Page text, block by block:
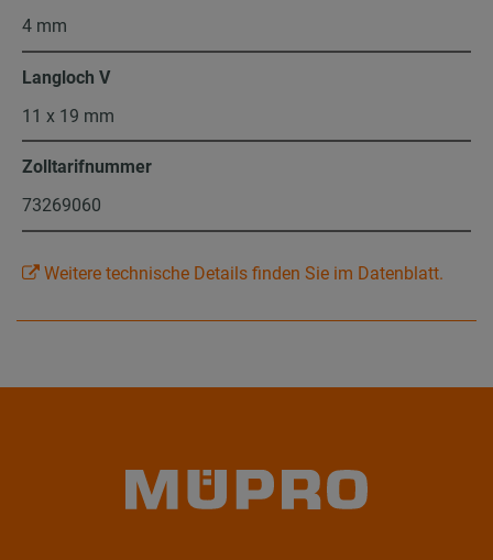
4 mm
Langloch V
11 x 19 mm
Zolltarifnummer
73269060
Weitere technische Details finden Sie im Datenblatt.